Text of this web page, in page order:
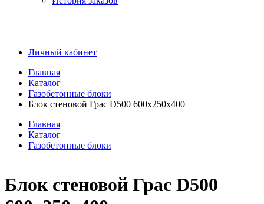
Личный кабинет
Главная
Каталог
Газобетонные блоки
Блок стеновой Грас D500 600x250x400
Главная
Каталог
Газобетонные блоки
Блок стеновой Грас D500